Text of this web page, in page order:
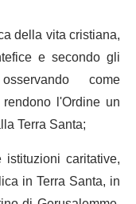
della vita cristiana,
e secondo gli
come
l'Ordine un
Terra Santa;
caritative,
in Terra Santa, in